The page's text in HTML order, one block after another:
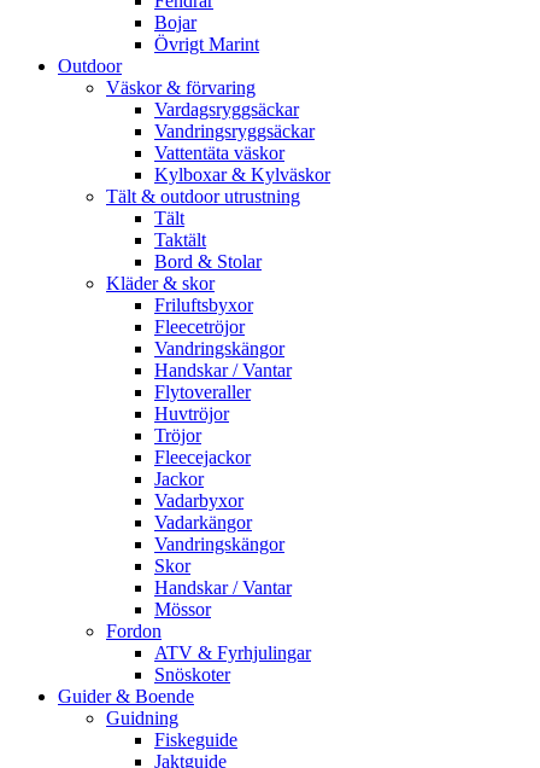
Bojar
Övrigt Marint
Outdoor
Väskor & förvaring
Vardagsryggsäckar
Vandringsryggsäckar
Vattentäta väskor
Kylboxar & Kylväskor
Tält & outdoor utrustning
Tält
Taktält
Bord & Stolar
Kläder & skor
Friluftsbyxor
Fleecetröjor
Vandringskängor
Handskar / Vantar
Flytoveraller
Huvtröjor
Tröjor
Fleecejackor
Jackor
Vadarbyxor
Vadarkängor
Vandringskängor
Skor
Handskar / Vantar
Mössor
Fordon
ATV & Fyrhjulingar
Snöskoter
Guider & Boende
Guidning
Fiskeguide
Jaktguide